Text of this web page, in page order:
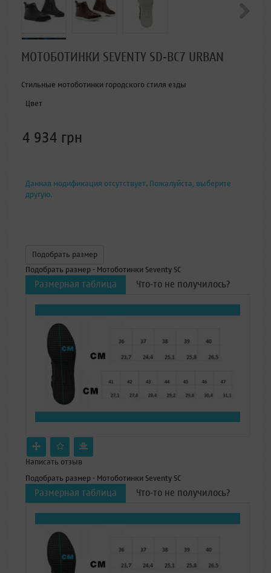
МОТОБОТИНКИ SEVENTY SD-BC7 URBAN
Стильные мотоботинки городского стиля езды
Цвет
4 934 грн
Данная модификация отсутствует. Пожалуйста, выберите
другую.
Подобрать размер
Подобрать размер - Мотоботинки Seventy SC
Размерная таблица Что-то не получилось?
Написать отзыв
Подобрать размер - Мотоботинки Seventy SC
Размерная таблица Что-то не получилось?